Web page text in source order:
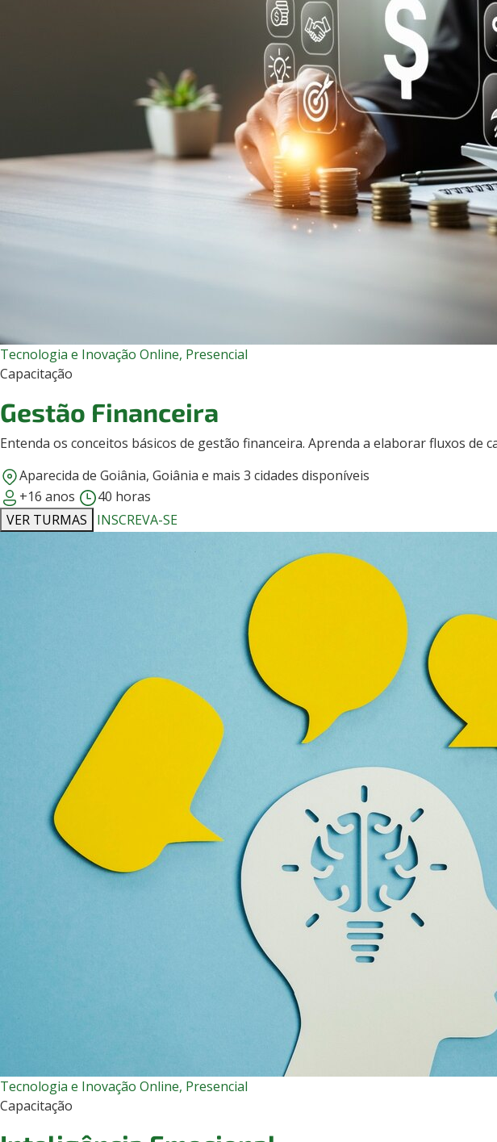
Tecnologia e Inovação Online, Presencial
Capacitação
Gestão Financeira
Entenda os conceitos básicos de gestão financeira. Aprenda a elaborar fluxos de
Aparecida de Goiânia, Goiânia e mais 3 cidades disponíveis
+16 anos
40 horas
VER TURMAS
INSCREVA-SE
Tecnologia e Inovação Online, Presencial
Capacitação